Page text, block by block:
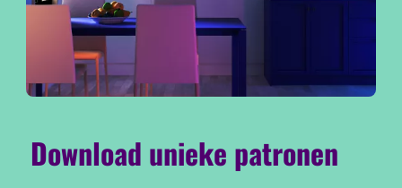
Download unieke patronen